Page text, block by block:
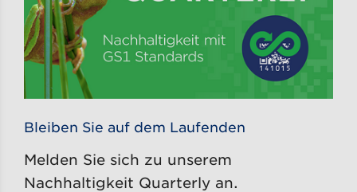
Bleiben Sie auf dem Laufenden
Melden Sie sich zu unserem
Nachhaltigkeit Quarterly an.